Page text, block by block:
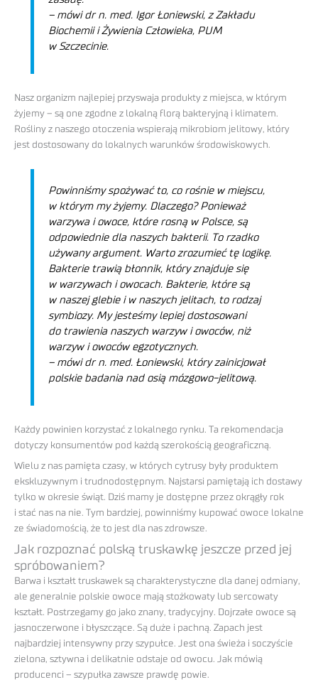
– mówi dr n. med. Igor Łoniewski, z Zakładu
Biochemii i Żywienia Człowieka, PUM
w Szczecinie.
Nasz organizm najlepiej przyswaja produkty z miejsca, w którym
żyjemy – są one zgodne z lokalną florą bakteryjną i klimatem.
Rośliny z naszego otoczenia wspierają mikrobiom jelitowy, który
jest dostosowany do lokalnych warunków środowiskowych.
Powinniśmy spożywać to, co rośnie w miejscu,
w którym my żyjemy. Dlaczego? Ponieważ
warzywa i owoce, które rosną w Polsce, są
odpowiednie dla naszych bakterii. To rzadko
używany argument. Warto zrozumieć tę logikę.
Bakterie trawią błonnik, który znajduje się
w warzywach i owocach. Bakterie, które są
w naszej glebie i w naszych jelitach, to rodzaj
symbiozy. My jesteśmy lepiej dostosowani
do trawienia naszych warzyw i owoców, niż
warzyw i owoców egzotycznych.
– mówi dr n. med. Łoniewski, który zainicjował
polskie badania nad osią mózgowo-jelitową.
Każdy powinien korzystać z lokalnego rynku. Ta rekomendacja
dotyczy konsumentów pod każdą szerokością geograficzną.
Wielu z nas pamięta czasy, w których cytrusy były produktem
ekskluzywnym i trudnodostępnym. Najstarsi pamiętają ich dostawy
tylko w okresie świąt. Dziś mamy je dostępne przez okrągły rok
i stać nas na nie. Tym bardziej, powinniśmy kupować owoce lokalne
ze świadomością, że to jest dla nas zdrowsze.
Jak rozpoznać polską truskawkę jeszcze przed jej
spróbowaniem?
Barwa i kształt truskawek są charakterystyczne dla danej odmiany,
ale generalnie polskie owoce mają stożkowaty lub sercowaty
kształt. Postrzegamy go jako znany, tradycyjny. Dojrzałe owoce są
jasnoczerwone i błyszczące. Są duże i pachną. Zapach jest
najbardziej intensywny przy szypułce. Jest ona świeża i soczyście
zielona, sztywna i delikatnie odstaje od owocu. Jak mówią
producenci – szypułka zawsze prawdę powie.